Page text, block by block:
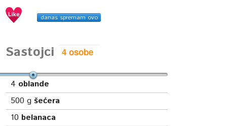
danas spremam ovo
Sastojci
4 oblande
500 gšećera
10 belanaca